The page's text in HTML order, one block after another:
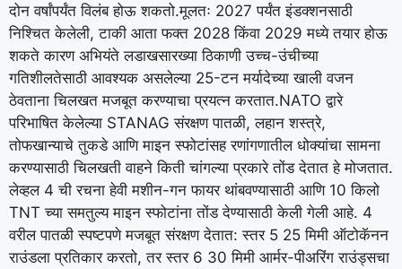
दोन वर्षांपर्यंत विलंब होऊ शकतो.मूलतः 2027 पर्यंत इंडक्शनसाठी
निश्चित केलेली, टाकी आता फक्त 2028 किंवा 2029 मध्ये तयार होऊ
शकते कारण अभियंते लडाखसारख्या ठिकाणी उच्च-उंचीच्या
गतिशीलतेसाठी आवश्यक असलेल्या 25-टन मर्यादेच्या खाली वजन
ठेवताना चिलखत मजबूत करण्याचा प्रयत्न करतात.NATO द्वारे
परिभाषित केलेल्या STANAG संरक्षण पातळी, लहान शस्त्रे,
तोफखान्याचे तुकडे आणि माइन स्फोटांसह रणांगणातील धोक्यांचा सामना
करण्यासाठी चिलखती वाहने किती चांगल्या प्रकारे तोंड देतात हे मोजतात.
लेव्हल 4 ची रचना हेवी मशीन-गन फायर थांबवण्यासाठी आणि 10 किलो
TNT च्या समतुल्य माइन स्फोटांना तोंड देण्यासाठी केली गेली आहे. 4
वरील पातळी स्पष्टपणे मजबूत संरक्षण देतात: स्तर 5 25 मिमी ऑटोकॅनन
राउंडला प्रतिकार करतो, तर स्तर 6 30 मिमी आर्मर-पीअरिंग राउंड्सचा